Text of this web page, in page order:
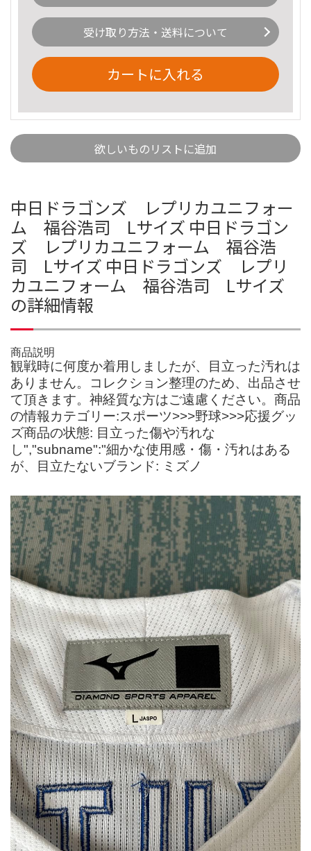
受け取り方法・送料について
カートに入れる
欲しいものリストに追加
中日ドラゴンズ レプリカユニフォー
ム 福谷浩司 Lサイズ 中日ドラゴン
ズ レプリカユニフォーム 福谷浩
司 Lサイズ 中日ドラゴンズ レプリ
カユニフォーム 福谷浩司 Lサイズ
の詳細情報
商品説明
観戦時に何度か着用しましたが、目立った汚れは
ありません。コレクション整理のため、出品させ
て頂きます。神経質な方はご遠慮ください。商品
の情報カテゴリー:スポーツ>>>野球>>>応援グッ
ズ商品の状態: 目立った傷や汚れな
し","subname":"細かな使用感・傷・汚れはある
が、目立たないブランド: ミズノ